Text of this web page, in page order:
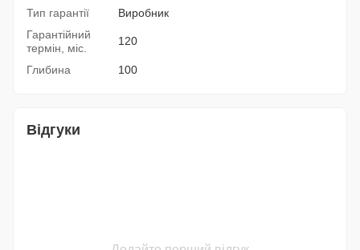
Тип гарантії
Виробник
Гарантійний
термін, міс.
120
Глибина 100
Відгуки